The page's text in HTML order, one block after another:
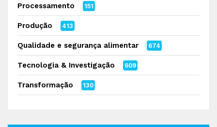
Processamento 151
Produção 413
Qualidade e segurança alimentar 674
Tecnologia & Investigação 609
Transformação 130